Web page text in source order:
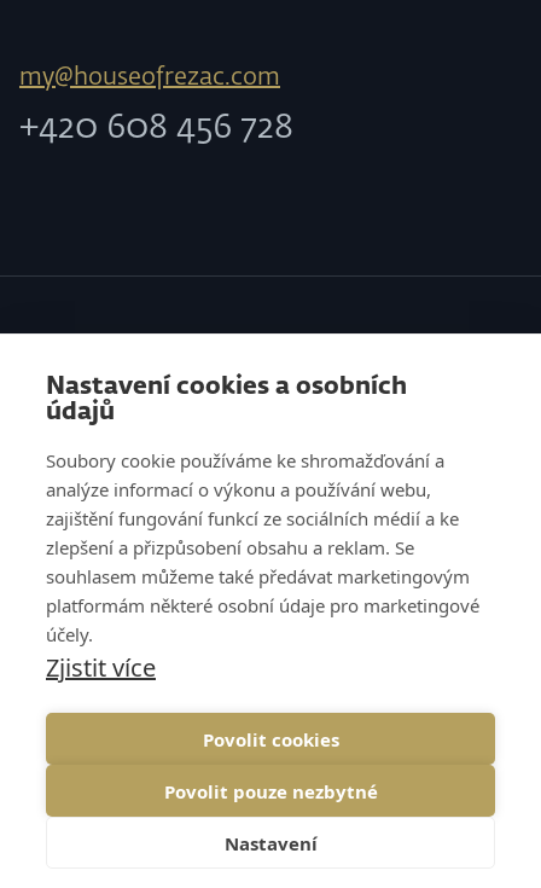
Nastavení cookies a osobních
údajů
Soubory cookie používáme ke shromažďování a
analýze informací o výkonu a používání webu,
zajištění fungování funkcí ze sociálních médií a ke
zlepšení a přizpůsobení obsahu a reklam. Se
souhlasem můžeme také předávat marketingovým
platformám některé osobní údaje pro marketingové
účely.
Zjistit více
Povolit cookies
Povolit pouze nezbytné
Nastavení
my@houseofrezac.com
+420 608 456 728
O NÁS
REFERENCE
KARIÉRA
COOKIES GDPR NAHORU↑